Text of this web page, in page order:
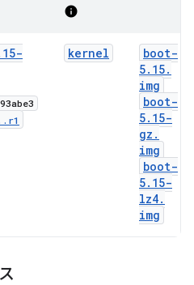
info
15-
. r1
kernel
boot-
5. 15.
img
boot-
5. 15-
gz .
img
boot-
5. 15-
lz4.
img